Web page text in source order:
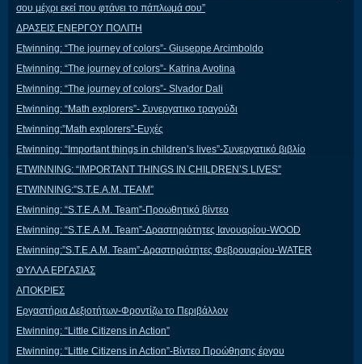
σου μέχρι εκεί που φτάνει το πάπλωμά σου”
ΔΡΑΣΕΙΣ ΕΝΕΡΓΟΥ ΠΟΛΙΤΗ
Etwinning: “The journey of colors”- Giuseppe Arcimboldo
Etwinning: “The journey of colors”- Katrina Avotina
Etwinning: “The journey of colors”- Slvador Dali
Etwinning: “Math explorers”- Συνεργατικο τραγούδι
Etwinning:”Math explorers”-Ευχές
Etwinning: “Important things in children’s lives”-Συνεργατικό βιβλίο
ETWINNING: “IMPORTANT THINGS IN CHILDREN’S LIVES”
ETWINNING:”S.T.E.A.M. TEAM”
Etwinning: “S.T.E.A.M. Team”-Προωθητικό βίντεο
Etwinning: “S.T.E.A.M. Team”-Δραστηριότητες Ιανουαρίου-WOOD
Etwinning:”S.T.E.A.M. Team”-Δραστηριότητες Φεβρουαρίου-WATER
ΦΥΛΛΑ ΕΡΓΑΣΙΑΣ
ΑΠΟΚΡΙΕΣ
Εργαστήρια Δεξιοτήτων-Φροντίζω το Περιβάλλον
Etwinning: “Little Citizens in Action”
Etwinning: “Little Citizens in Action”-Βίντεο Προώθησης έργου